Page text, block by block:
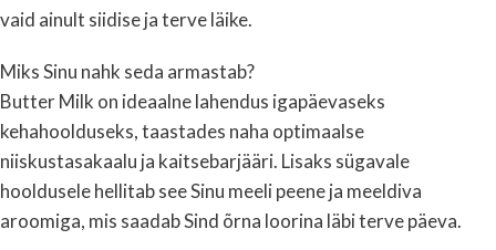
vaid ainult siidise ja terve läike.
Miks Sinu nahk seda armastab?
Butter Milk on ideaalne lahendus igapäevaseks
kehahoolduseks, taastades naha optimaalse
niiskustasakaalu ja kaitsebarjääri. Lisaks sügavale
hooldusele hellitab see Sinu meeli peene ja meeldiva
aroomiga, mis saadab Sind õrna loorina läbi terve päeva.